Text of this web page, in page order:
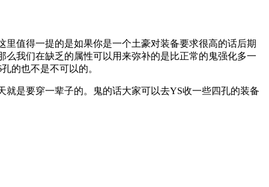
值得一提的是如果你是一个土豪对装备要求很高的话后期
我们在缺乏的属性可以用来弥补的是比正常的鬼强化多一
的也不是不可以的。
是要穿一辈子的。鬼的话大家可以去YS收一些四孔的装备